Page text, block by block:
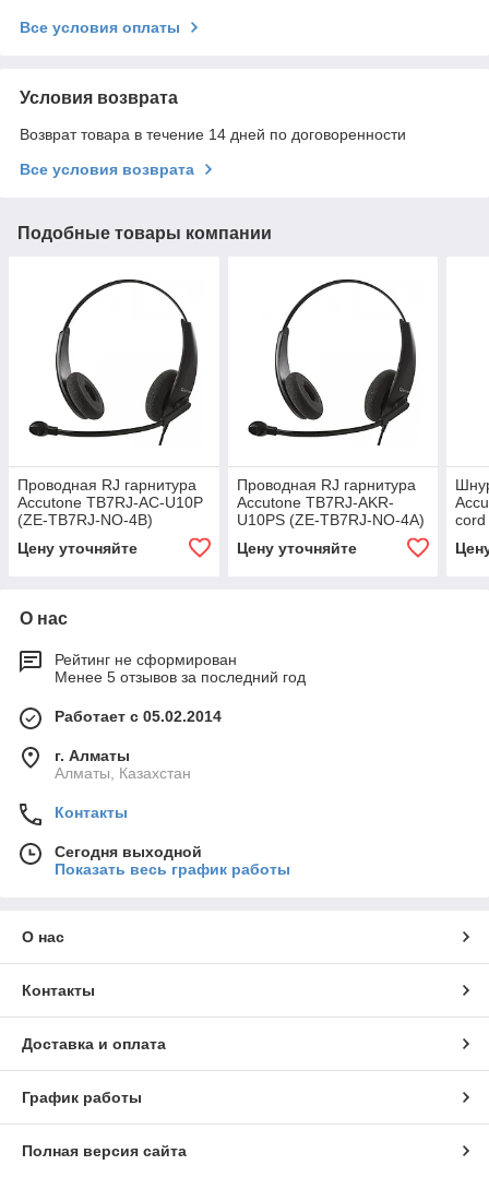
Все условия оплаты
Условия возврата
Возврат товара в течение 14 дней по договоренности
Все условия возврата
Подобные товары компании
Проводная RJ гарнитура
Accutone TB7RJ-AC-U10P
(ZE-TB7RJ-NO-4B)
Цену уточняйте
Проводная RJ гарнитура
Accutone TB7RJ-AKR-
U10PS (ZE-TB7RJ-NO-4A)
Цену уточняйте
cord
О нас
Рейтинг не сформирован
Менее 5 отзывов за последний год
Работает с 05.02.2014
г. Алматы
Алматы, Казахстан
Контакты
Сегодня выходной
Показать весь график работы
О нас
Контакты
Доставка и оплата
График работы
Полная версия сайта